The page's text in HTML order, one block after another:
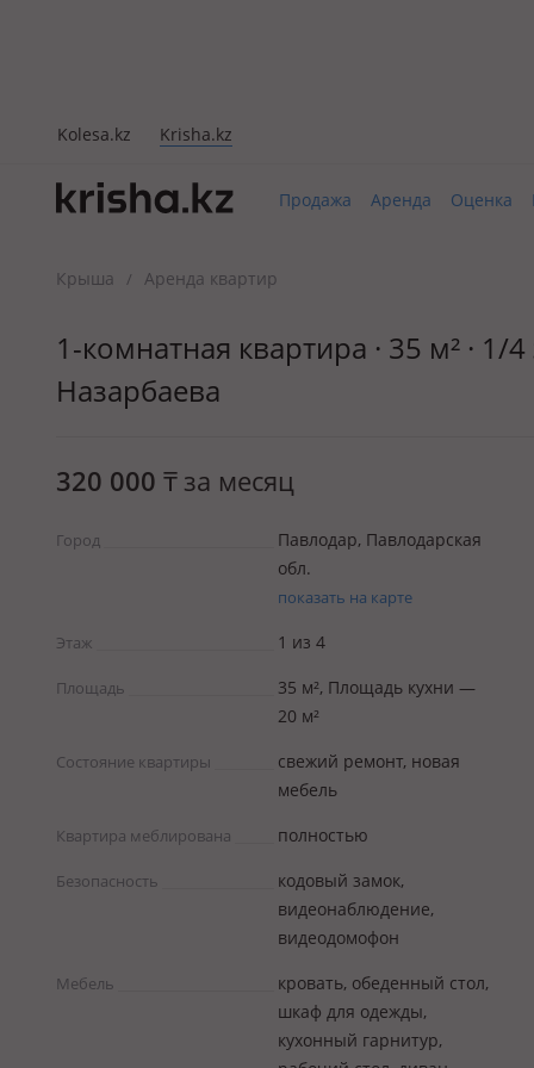
Kolesa.kz Krisha.kz
Продажа Аренда Оценка
Крыша / Аренда квартир
1-комнатная квартира · 35 м² ·
Назарбаева
320 000 ₸ за месяц
Город
Павлодар, Павлодарская
обл.
показать на карте
Этаж 1 из 4
Площадь
35 м², Площадь кухни —
20 м²
Состояние квартиры
свежий ремонт, новая
мебель
Квартира меблирована полностью
Безопасность
кодовый замок,
видеонаблюдение,
видеодомофон
Мебель
кровать, обеденный стол,
шкаф для одежды,
кухонный гарнитур,